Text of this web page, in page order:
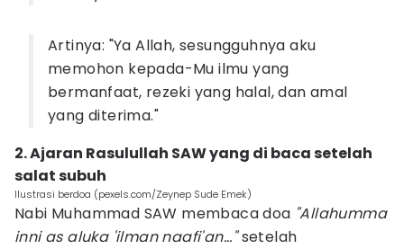
Artinya: "Ya Allah, sesungguhnya aku
memohon kepada-Mu ilmu yang
bermanfaat, rezeki yang halal, dan amal
yang diterima."
2. Ajaran Rasulullah SAW yang di baca setelah
salat subuh
Ilustrasi berdoa (pexels.com/Zeynep Sude Emek)
Nabi Muhammad SAW membaca doa "Allahumma
inni as aluka 'ilman naafi'an..."setelah